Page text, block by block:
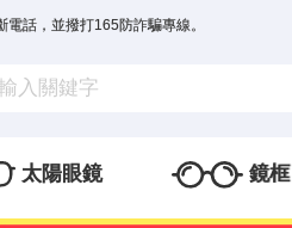
話，並撥打165防詐騙專線。
太陽眼鏡 鏡框